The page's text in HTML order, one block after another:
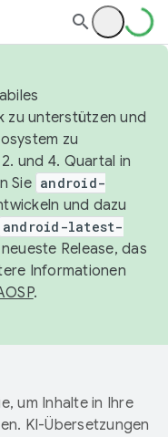
zu unterstützen und
zu
und 4. Quartal in
Sie android-
und dazu
android-latest-
Release, das
Informationen
.
um Inhalte in Ihre
KI-Übersetzungen